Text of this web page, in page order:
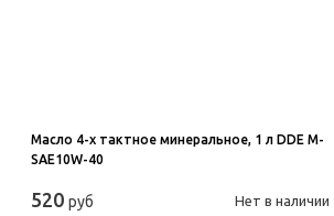
Масло 4-х тактное минеральное, 1 л DDE M-
SAE10W-40
520 руб Нет в наличии